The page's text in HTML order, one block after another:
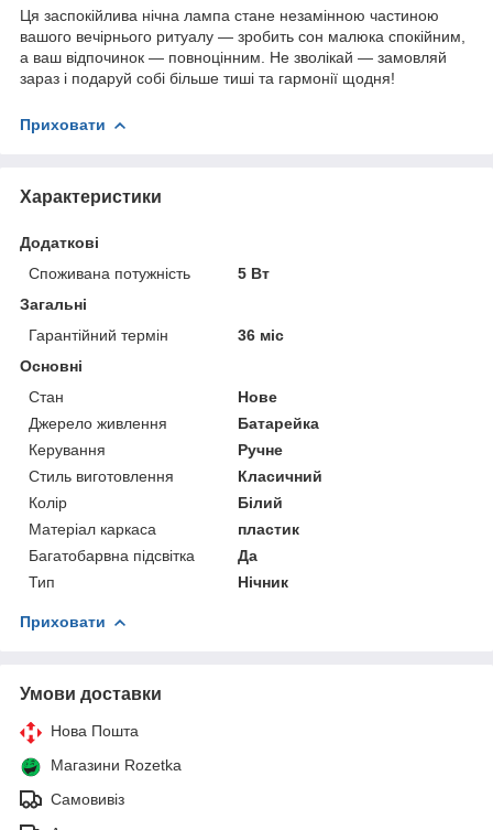
Ця заспокійлива нічна лампа стане незамінною частиною
вашого вечірнього ритуалу — зробить сон малюка спокійним,
а ваш відпочинок — повноцінним. Не зволікай — замовляй
зараз і подаруй собі більше тиші та гармонії щодня!
Приховати
Характеристики
Додаткові
Споживана потужність
5 Вт
Загальні
Гарантійний термін
36 міс
Основні
Стан
Нове
Джерело живлення
Батарейка
Керування
Ручне
Стиль виготовлення
Класичний
Колір
Білий
Матеріал каркаса
пластик
Багатобарвна підсвітка
Да
Тип
Нічник
Приховати
Умови доставки
Нова Пошта
Магазини Rozetka
Самовивіз